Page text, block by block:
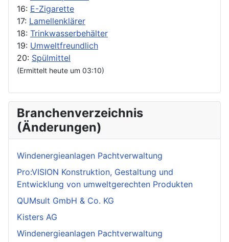
16: E-Zigarette
17: Lamellenklärer
18: Trinkwasserbehälter
19: Umweltfreundlich
20: Spülmittel
(Ermittelt heute um 03:10)
Branchenverzeichnis
(Änderungen)
Windenergieanlagen Pachtverwaltung
Pro:VISION Konstruktion, Gestaltung und
Entwicklung von umweltgerechten Produkten
QUMsult GmbH & Co. KG
Kisters AG
Windenergieanlagen Pachtverwaltung